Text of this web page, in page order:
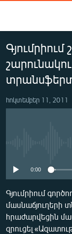
հիմնական
բովանդակությանը
Անցնել
հիմնական
մենյուին
Որոնում
ԱԶԱՏՈՒԹՅՈՒՆ
ՀԱՅԱՍՏԱՆ
ՔԱՂԱՔԱԿԱՆ
ՂԱՐԱԲԱՂ
ՊԱՏԵՐԱԶՄԻ 6
ՏԱՐԱԾԱՇՐՋԱՆ
ՄԻՋԱԶԳԱՅԻՆ
հոկտեմբեր 11, 2011
0:00
Գյումրիում
մասնաճյուղերի
հրաժարվեցին
զրուցել